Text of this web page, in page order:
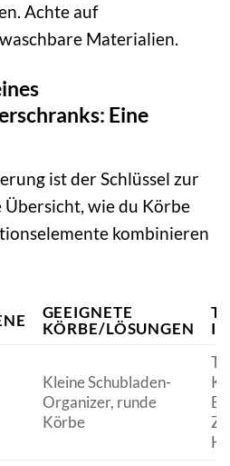
Achte auf
Materialien.
Eine
ist der Schlüssel zur
Übersicht, wie du Körbe
kombinieren
GEEIGNETE
KÖRBE/LÖSUNGEN
Kleine Schubladen-
Organizer, runde
Körbe